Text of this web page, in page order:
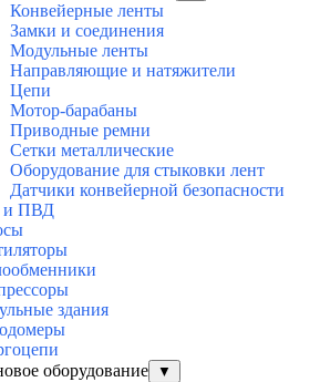
Конвейерные ленты
Замки и соединения
Модульные ленты
Направляющие и натяжители
Цепи
Мотор-барабаны
Приводные ремни
Сетки металлические
Оборудование для стыковки лент
Датчики конвейерной безопасности
и ПВД
здания
оборудование
▼